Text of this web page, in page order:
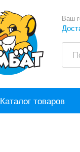
Ваш
Каталог товаров